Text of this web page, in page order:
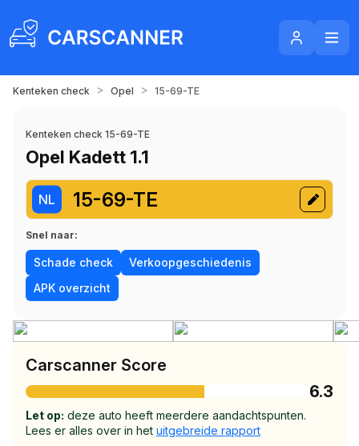
Kenteken check > Opel > 15-69-TE
Kenteken check 15-69-TE
Opel Kadett 1.1
NL 15-69-TE
Snel naar:
Schade check
Verkoopgeschiedenis
APK overzicht
Carscanner Score
6.3
Let op: deze auto heeft meerdere aandachtspunten.
Lees er alles over in het uitgebreide rapport